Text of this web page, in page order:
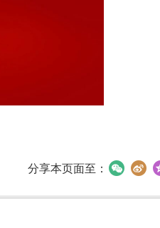
分享本页面至：